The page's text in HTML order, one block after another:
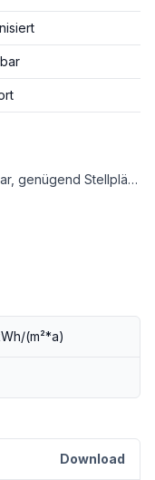
in Nachbarparkhaus
Kantine im Gebäude
direkte Verbindung zum Grünen Prater. Zusätzlich zur Lage punktet das Bürohaus mit einer erstklassigen Infrastruktur. Im Erdgeschoss befinden sich ein CafÃ© und ein Nahversorger, die den täglichen Bedarf der Mieter abdecken. In der näheren Umgebung stehen zahlreiche Lokale sowie ein Fitnesscenter zur Verfügung, was die Attraktivität des Standorts weiter erhöht.
(m²*a)
Download